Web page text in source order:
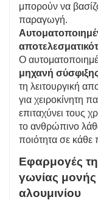
μπορούν να
παραγωγή.
Ο
μηχανή
τη λειτουργική
για χειροκίνητη
επιταχύνει τους
το ανθρώπινο
ποιότητα σε κάθε
Εφαρμογές
γωνίας
αλουμινίου